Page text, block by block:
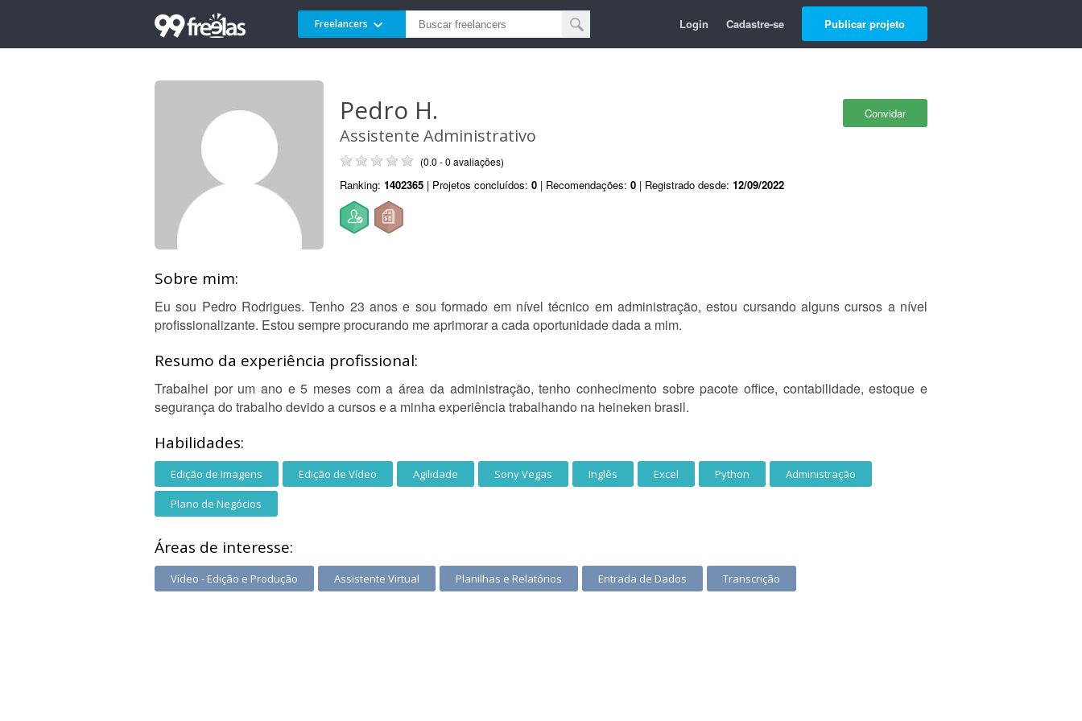
Freelancers Login Cadastre-se Publicar projeto
Convidar
Pedro H.
Assistente Administrativo
(0.0 - 0 avaliações)
Ranking: 1402365 | Projetos concluídos: 0 | Recomendações: 0 | Registrado desde: 12/09/2022
Sobre mim:
Eu sou Pedro Rodrigues. Tenho 23 anos e sou formado em nível técnico em administração, estou cursando alguns cursos a nível
profissionalizante. Estou sempre procurando me aprimorar a cada oportunidade dada a mim.
Resumo da experiência profissional:
Trabalhei por um ano e 5 meses com a área da administração, tenho conhecimento sobre pacote office, contabilidade, estoque e
segurança do trabalho devido a cursos e a minha experiência trabalhando na heineken brasil.
Habilidades:
Edição de Imagens Edição de Vídeo Agilidade Sony Vegas Inglês Excel Python Administração
Plano de Negócios
Áreas de interesse:
Vídeo - Edição e Produção Assistente Virtual Planilhas e Relatórios Entrada de Dados Transcrição